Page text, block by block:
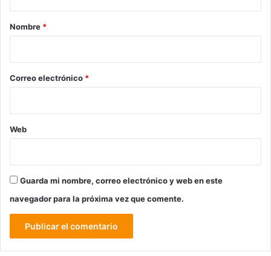
r
*
Nombre *
Correo electrónico *
Web
Guarda mi nombre, correo electrónico y web en este
navegador para la próxima vez que comente.